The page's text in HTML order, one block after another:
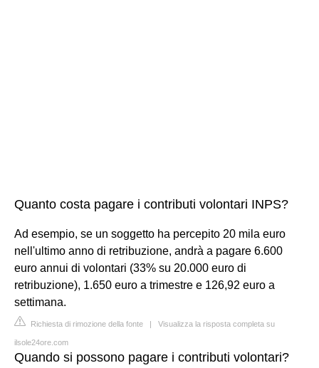
Quanto costa pagare i contributi volontari INPS?
Ad esempio, se un soggetto ha percepito 20 mila euro
nell'ultimo anno di retribuzione, andrà a pagare 6.600
euro annui di volontari (33% su 20.000 euro di
retribuzione), 1.650 euro a trimestre e 126,92 euro a
settimana.
Richiesta di rimozione della fonte | Visualizza la risposta completa su
ilsole24ore.com
Quando si possono pagare i contributi volontari?